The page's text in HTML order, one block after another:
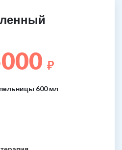
₽
600 мл